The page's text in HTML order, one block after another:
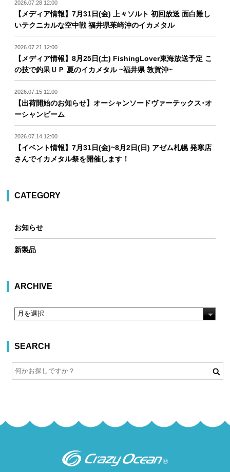
2026.07.28 12:00
【メディア情報】7月31日(金) 上々ソルト 初回放送 面白難し
いテクニカルな空中戦 福井県茱崎沖のイカメタル
2026.07.21 12:00
【メディア情報】8月25日(土) FishingLover東海放送予定 こ
の技で釣果ＵＰ 夏のイカメタル ~福井県 敦賀沖~
2026.07.15 12:00
【出荷開始のお知らせ】オーシャンソードヴァーテックス･オ
ーシャンビーム
2026.07.14 12:00
【イベント情報】7月31日(金)~8月2日(日) アゼム札幌 発寒店
さんでイカメタル祭を開催します！
CATEGORY
お知らせ
新製品
ARCHIVE
SEARCH